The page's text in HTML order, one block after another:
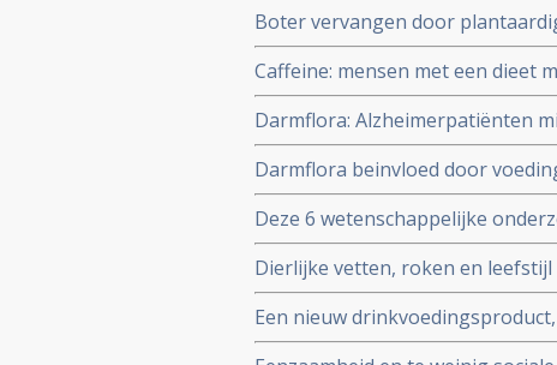
Boter vervangen door
lager risico op sterven aan
Caffeine: mensen met een dieet
darmflora, met hogere waarden
vergeleken met dieet met weinig
Darmflora: Alzheimerpatiënten
mensen wel hebben. Veel
Darmflora beinvloed door
ziektes ook bij ontstaan van
Deze 6 wetenschappelijke
zoals vitamines en andere
genomineerd voor de James
Dierlijke vetten, roken en
kanker krijgt of niet. Blijkt uit
landen
Een nieuw
ursolzuur, verbetert de